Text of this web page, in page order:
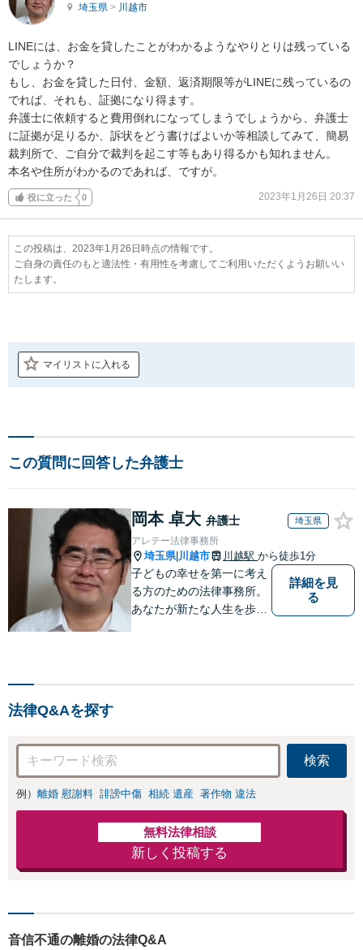
埼玉県 > 川越市
LINEには、お金を貸したことがわかるようなやりとりは残っている
でしょうか？
もし、お金を貸した日付、金額、返済期限等がLINEに残っているの
でれば、それも、証拠になり得ます。
弁護士に依頼すると費用倒れになってしまうでしょうから、弁護士
に証拠が足りるか、訴状をどう書けばよいか等相談してみて、簡易
裁判所で、ご自分で裁判を起こす等もあり得るかも知れません。
本名や住所がわかるのであれば、ですが。
役に立った 0 2023年1月26日 20:37
この投稿は、2023年1月26日時点の情報です。
ご自身の責任のもと適法性・有用性を考慮してご利用いただくようお願いい
たします。
マイリストに入れる
この質問に回答した弁護士
岡本 卓大 弁護士 埼玉県
アレテー法律事務所
埼玉県| 川越市 川越駅 から徒歩1分
子どもの幸せを第一に考え
る方のための法律事務所。
あなたが新たな人生を歩み
詳細を見
る
法律Q&Aを探す
検索
例） 離婚 慰謝料 誹謗中傷 相続 遺産 著作物 違法
無料法律相談
新しく投稿する
音信不通の離婚の法律Q&A